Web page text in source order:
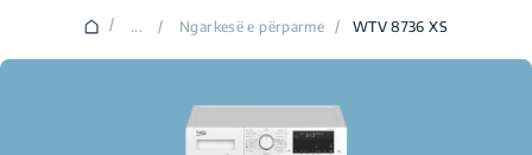
/ ... / Ngarkesë e përparme / WTV 8736 XS